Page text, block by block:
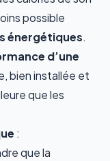
possible
énergétiques.
d’une
bien installée et
que les
:
que la